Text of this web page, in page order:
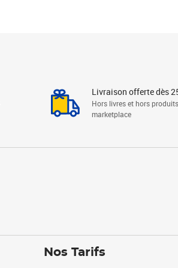
Livraison offerte dès
Hors livres et hors produits
marketplace
Nos Tarifs